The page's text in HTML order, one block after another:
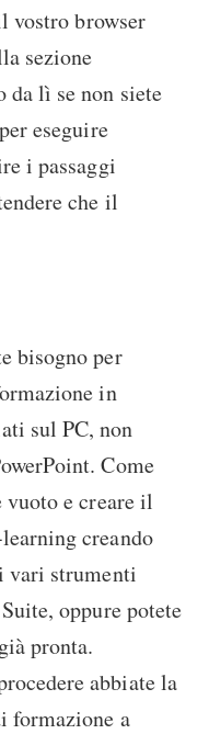
vostro browser
sezione
da lì se non siete
eseguire
i passaggi
che il
bisogno per
in
sul PC, non
Come
e creare il
creando
vari strumenti
oppure potete
pronta.
abbiate la
formazione a